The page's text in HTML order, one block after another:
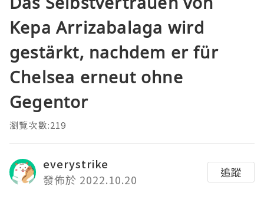
Kepa Arrizabalaga wird
gestärkt, nachdem er für
Chelsea erneut ohne
Gegentor
瀏覽次數:219
everystrike
發佈於 2022.10.20
追蹤